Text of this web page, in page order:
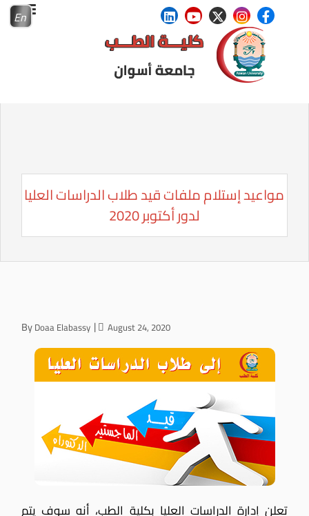
En
مواعيد إستلام ملفات قيد طلاب الدراسات العليا
لدور أكتوبر 2020
ByDoaa Elabassy August 24, 2020
تعلن إدارة الدراسات العليا بكلية الطب، أنه سوف يتم